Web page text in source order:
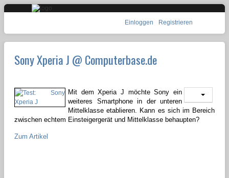
Einloggen Registrieren
Sony Xperia J @ Computerbase.de
Mit dem Xperia J möchte Sony ein
weiteres Smartphone in der unteren
Mittelklasse etablieren. Kann es sich im Bereich
zwischen echtem Einsteigergerät und Mittelklasse behaupten?
Zum Artikel